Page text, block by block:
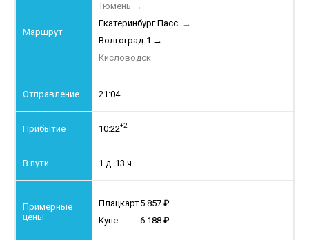
Тюмень →
Екатеринбург Пасс. →
Волгоград-1 →
Кисловодск
21:04
10:22+2
1 д. 13 ч.
Плацкарт5 857
Купе
6 188